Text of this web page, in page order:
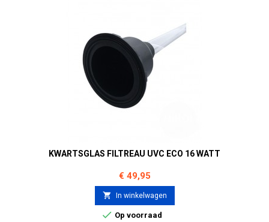
KWARTSGLAS FILTREAU UVC ECO 16 WATT
Prijs
€ 49,95
 In winkelwagen
 Op voorraad